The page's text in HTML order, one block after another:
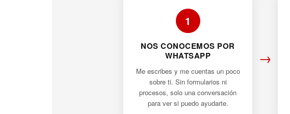
1
NOS CONOCEMOS POR
WHATSAPP
Me escribes y me cuentas un poco
sobre ti. Sin formularios ni
procesos, solo una conversación
para ver si puedo ayudarte.
→